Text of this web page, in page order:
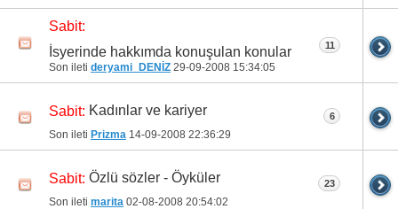
Sabit:
İsyerinde hakkımda konuşulan konular
Son ileti deryami_DENİZ 29-09-2008 15:34:05
11
Sabit: Kadınlar ve kariyer
Son ileti Prizma 14-09-2008 22:36:29
6
Sabit: Özlü sözler - Öyküler
Son ileti marita 02-08-2008 20:54:02
23